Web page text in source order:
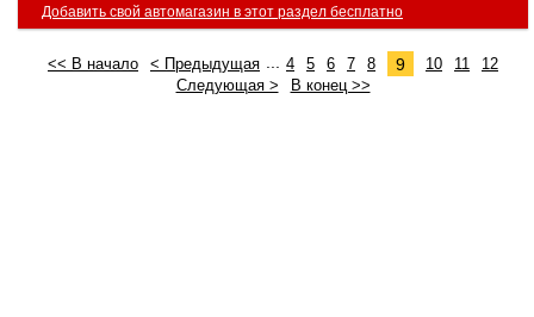
Добавить свой автомагазин в этот раздел бесплатно
<< В начало < Предыдущая 4 5 6 7 8 9 10 11
12
Следующая >
В конец >>